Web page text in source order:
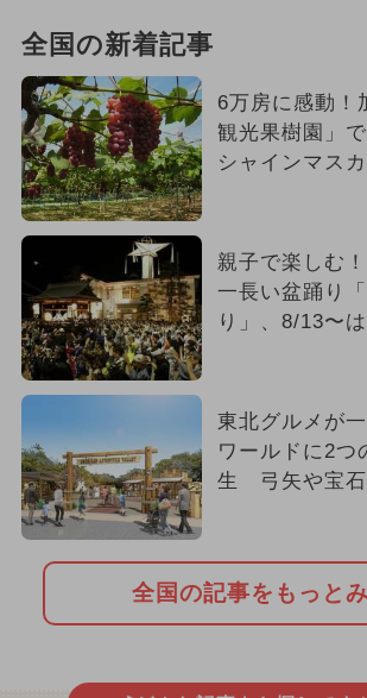
全国の新着記事
6万房に感動！
観光果樹園」
シャインマス
親子で楽しむ
一長い盆踊り
り」、8/13〜
東北グルメが
ワールドに2つ
生 弓矢や宝石
全国の記事をもっと